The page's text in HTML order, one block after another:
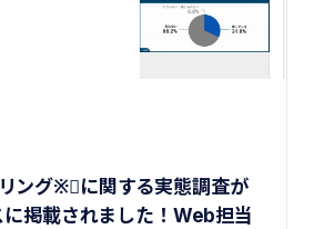
ング※゙に関する実態調査が
掲載されました！Web担当